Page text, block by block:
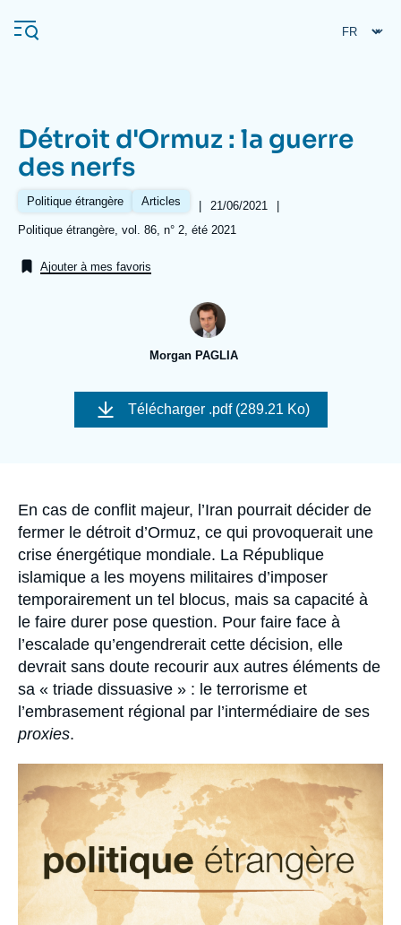
au
contenu
Navigation
principale
L'Ifri
Analyses
Se connecter
Proche-Orient
Détroit d'Ormuz : la guerre
des nerfs
Politique étrangère Articles |
Date
de
21/06/2021
|
Références
Politique étrangère, vol. 86, n° 2, été 2021
Ajouter à mes favoris
Morgan PAGLIA
Image
couverture
Télécharger .pdf (289.21 Ko)
Accroche
En cas de conflit majeur, l’Iran pourrait décider de
fermer le détroit d’Ormuz, ce qui provoquerait une
crise énergétique mondiale. La République
islamique a les moyens militaires d’imposer
temporairement un tel blocus, mais sa capacité à
le faire durer pose question. Pour faire face à
l’escalade qu’engendrerait cette décision, elle
devrait sans doute recourir aux autres éléments de
sa « triade dissuasive » : le terrorisme et
l’embrasement régional par l’intermédiaire de ses
proxies.
principale